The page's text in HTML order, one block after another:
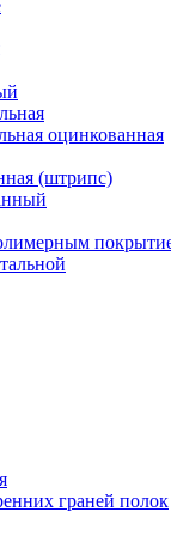
оцинкованная
(штрипс)
граней полок